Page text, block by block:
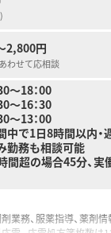
ド照合監査システムを全
が整っています。
推進、リクルーターなど
については、1人当たり
ように配置されてます。
配置で患者さまの対応
。
スメ＞
とし服薬指導とともに
ドバイスができる薬剤
務の両方に興味があり
2,800円
わせて応相談
～18：00
：30
13：00
で1日8時間以内・
勤務も相談可能
間超の場合45分、
業務、服薬指導、薬剤